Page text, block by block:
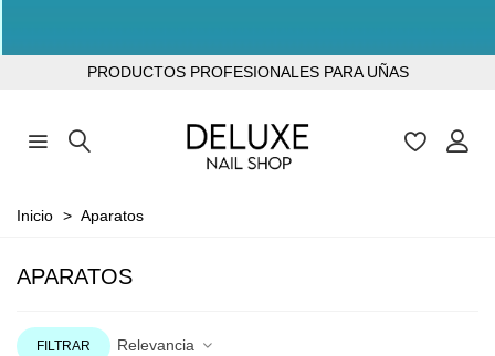
PRODUCTOS PROFESIONALES PARA UÑAS
Inicio > Aparatos
APARATOS
FILTRAR Relevancia